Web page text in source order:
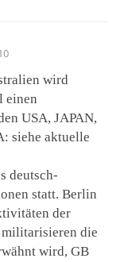
wird
einen
USA, JAPAN,
siehe aktuelle
deutsch-
statt. Berlin
der
militarisieren die
wird, GB